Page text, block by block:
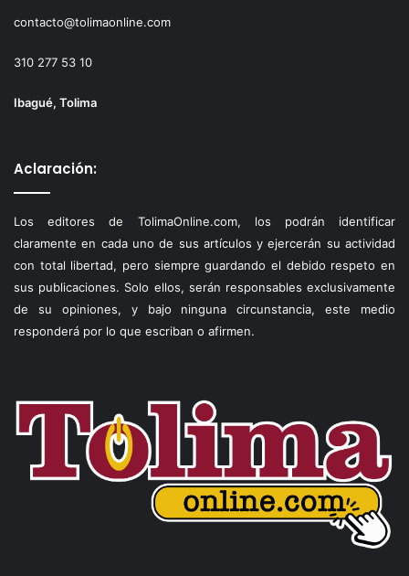
contacto@tolimaonline.com
310 277 53 10
Ibagué, Tolima
Aclaración:
Los editores de TolimaOnline.com, los podrán identificar
claramente en cada uno de sus artículos y ejercerán su actividad
con total libertad, pero siempre guardando el debido respeto en
sus publicaciones. Solo ellos, serán responsables exclusivamente
de su opiniones, y bajo ninguna circunstancia, este medio
responderá por lo que escriban o afirmen.